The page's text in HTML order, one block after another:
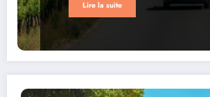
Lire la suite